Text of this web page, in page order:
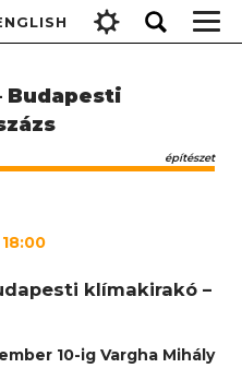
Budapesti
építészet
klímakirakó –
10-ig Vargha Mihály